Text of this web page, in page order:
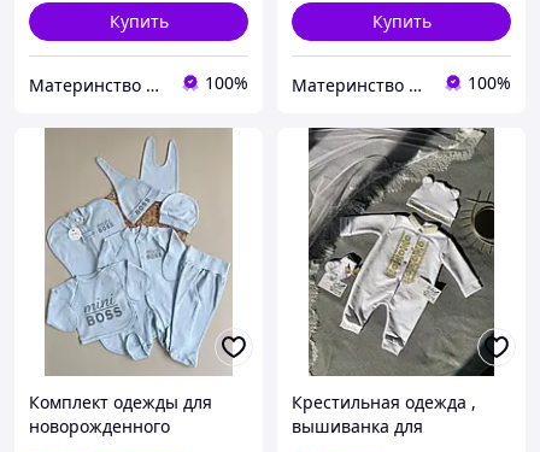
Купить
Материнство без хлопот 100%
Купить
Материнство без хлопот 100%
Комплект одежды для
новорожденного
Крестильная одежда ,
вышиванка для